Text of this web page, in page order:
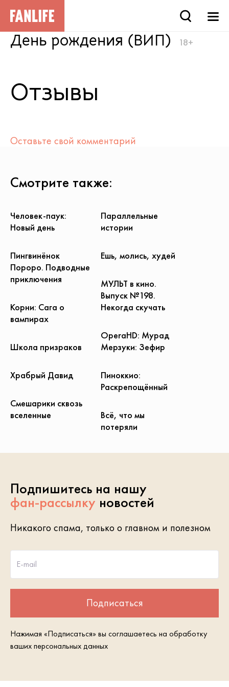
День рождения (ВИП) 18+
Отзывы
Оставьте свой комментарий
Смотрите также:
Человек-паук:
Новый день
Параллельные
истории
Пингвинёнок
Пороро. Подводные
приключения
Ешь, молись, худей
МУЛЬТ в кино.
Выпуск №198.
Некогда скучать
Корни: Сага о
вампирах
OperaHD: Мурад
Мерзуки: Зефир
Школа призраков
Храбрый Давид
Пиноккио:
Раскрепощённый
Смешарики сквозь
вселенные
Всё, что мы
потеряли
Подпишитесь на нашу
фан-рассылку новостей
Никакого спама, только о главном и полезном
E-mail
Подписаться
Нажимая «Подписаться» вы соглашаетесь на обработку
ваших персональных данных